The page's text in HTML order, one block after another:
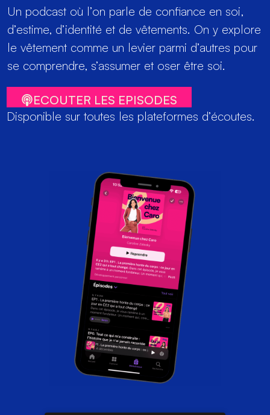
Un podcast où l’on parle de confiance en soi,
d’estime, d’identité et de vêtements. On y explore
le vêtement comme un levier parmi d’autres pour
se comprendre, s’assumer et oser être soi.
ECOUTER LES EPISODES
Disponible sur toutes les plateformes d’écoutes.